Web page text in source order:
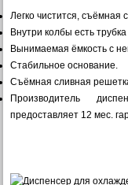
Легко чистится, съёмная
Внутри колбы есть
Вынимаемая ёмкость с
Стабильное основание.
Съёмная сливная
Производитель
предоставляет 12 мес.